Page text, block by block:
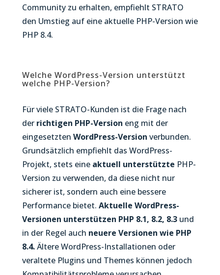
Community zu erhalten, empfiehlt STRATO
den Umstieg auf eine aktuelle PHP-Version wie
PHP 8.4.
Welche WordPress-Version unterstützt
welche PHP-Version?
Für viele STRATO-Kunden ist die Frage nach
der richtigen PHP-Version eng mit der
eingesetzten WordPress-Version verbunden.
Grundsätzlich empfiehlt das WordPress-
Projekt, stets eine aktuell unterstützte PHP-
Version zu verwenden, da diese nicht nur
sicherer ist, sondern auch eine bessere
Performance bietet. Aktuelle WordPress-
Versionen unterstützen PHP 8.1, 8.2, 8.3und
in der Regel auch neuere Versionen wie PHP
8.4.Ältere WordPress-Installationen oder
veraltete Plugins und Themes können jedoch